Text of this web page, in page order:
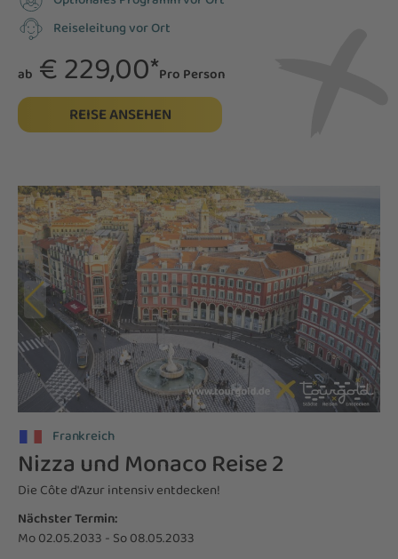
Reiseleitung vor Ort
ab € 229,00*Pro Person
REISE ANSEHEN
Frankreich
Nizza und Monaco Reise 2
Die Côte d'Azur intensiv entdecken!
Nächster Termin:
Mo 02.05.2033 - So 08.05.2033